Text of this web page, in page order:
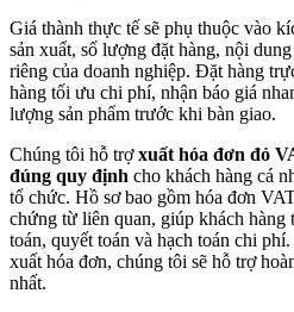
Giá thành thực tế sẽ phụ thuộc vào
sản xuất, số lượng đặt hàng, nội
riêng của doanh nghiệp. Đặt hàng
hàng tối ưu chi phí, nhận báo giá
lượng sản phẩm trước khi bàn giao.
Chúng tôi hỗ trợxuất hóa đơn đỏ
đúng quy định cho khách hàng cá
tổ chức. Hồ sơ bao gồm hóa đơn
chứng từ liên quan, giúp khách hàng
toán, quyết toán và hạch toán chi
xuất hóa đơn, chúng tôi sẽ hỗ trợ
nhất.